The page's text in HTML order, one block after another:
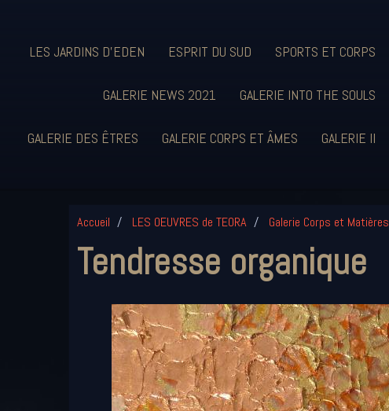
LES JARDINS D'EDEN ESPRIT DU SUD SPORTS ET CORPS
GALERIE NEWS 2021 GALERIE INTO THE SOULS
GALERIE DES ÊTRES GALERIE CORPS ET ÂMES GALERIE II
Accueil LES OEUVRES de TEORA Galerie Corps et Matières
Tendresse organique